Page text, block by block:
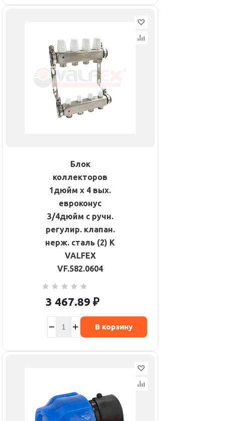
Блок
коллекторов
1дюйм х 4 вых.
евроконус
3/4дюйм с ручн.
регулир. клапан.
нерж. сталь (2) К
VALFEX
VF.582.0604
3 467.89 ₽
В корзину